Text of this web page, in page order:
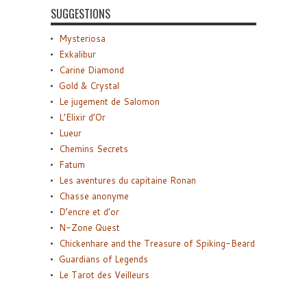
SUGGESTIONS
Mysteriosa
Exkalibur
Carine Diamond
Gold & Crystal
Le jugement de Salomon
L’Elixir d’Or
Lueur
Chemins Secrets
Fatum
Les aventures du capitaine Ronan
Chasse anonyme
D’encre et d’or
N-Zone Quest
Chickenhare and the Treasure of Spiking-Beard
Guardians of Legends
Le Tarot des Veilleurs